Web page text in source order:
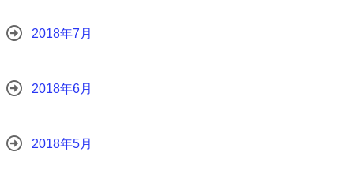
2018年7月
2018年6月
2018年5月